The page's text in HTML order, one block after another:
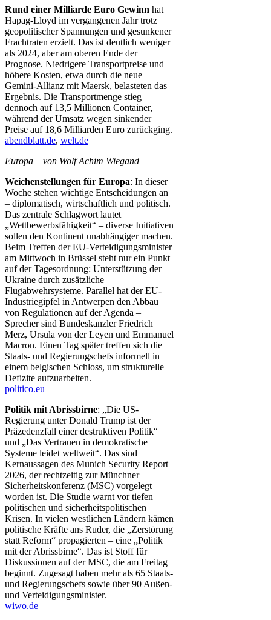
Rund einer Milliarde Euro Gewinn hat
Hapag-Lloyd im vergangenen Jahr trotz
geopolitischer Spannungen und gesunkener
Frachtraten erzielt. Das ist deutlich weniger
als 2024, aber am oberen Ende der
Prognose. Niedrigere Transportpreise und
höhere Kosten, etwa durch die neue
Gemini-Allianz mit Maersk, belasteten das
Ergebnis. Die Transportmenge stieg
dennoch auf 13,5 Millionen Container,
während der Umsatz wegen sinkender
Preise auf 18,6 Milliarden Euro zurückging.
abendblatt.de, welt.de
Europa – von Wolf Achim Wiegand
Weichenstellungen für Europa: In dieser
Woche stehen wichtige Entscheidungen an
– diplomatisch, wirtschaftlich und politisch.
Das zentrale Schlagwort lautet
„Wettbewerbsfähigkeit“ – diverse Initiativen
sollen den Kontinent unabhängiger machen.
Beim Treffen der EU-Verteidigungsminister
am Mittwoch in Brüssel steht nur ein Punkt
auf der Tagesordnung: Unterstützung der
Ukraine durch zusätzliche
Flugabwehrsysteme. Parallel hat der EU-
Industriegipfel in Antwerpen den Abbau
von Regulationen auf der Agenda –
Sprecher sind Bundeskanzler Friedrich
Merz, Ursula von der Leyen und Emmanuel
Macron. Einen Tag später treffen sich die
Staats- und Regierungschefs informell in
einem belgischen Schloss, um strukturelle
Defizite aufzuarbeiten.
politico.eu
Politik mit Abrissbirne: „Die US-
Regierung unter Donald Trump ist der
Präzedenzfall einer destruktiven Politik“
und „Das Vertrauen in demokratische
Systeme leidet weltweit“. Das sind
Kernaussagen des Munich Security Report
2026, der rechtzeitig zur Münchner
Sicherheitskonferenz (MSC) vorgelegt
worden ist. Die Studie warnt vor tiefen
politischen und sicherheitspolitischen
Krisen. In vielen westlichen Ländern kämen
politische Kräfte ans Ruder, die „Zerstörung
statt Reform“ propagierten – eine „Politik
mit der Abrissbirne“. Das ist Stoff für
Diskussionen auf der MSC, die am Freitag
beginnt. Zugesagt haben mehr als 65 Staats-
und Regierungschefs sowie über 90 Außen-
und Verteidigungsminister.
wiwo.de